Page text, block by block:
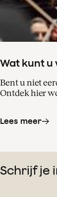
Wat kunt u
Bent u niet
Ontdek hier
Lees meer
Schrijf je